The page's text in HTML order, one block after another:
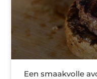
Een smaakvolle